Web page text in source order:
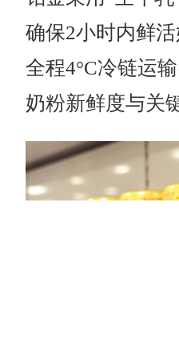
确保2小时内鲜活
全程4°C冷链运
奶粉新鲜度与关